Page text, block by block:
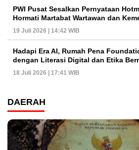
PWI Pusat Sesalkan Pernyataan
Hormati Martabat Wartawan dan
19 Juli 2026 | 14:42 WIB
Hadapi Era AI, Rumah Pena
dengan Literasi Digital dan Etika
18 Juli 2026 | 17:41 WIB
DAERAH